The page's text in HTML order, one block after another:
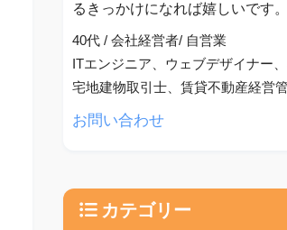
るきっかけになれば嬉しいです。
40代 / 会社経営者/ 自営業
ITエンジニア、ウェブデザイナー、
宅地建物取引士、賃貸不動産経営
お問い合わせ
カテゴリー